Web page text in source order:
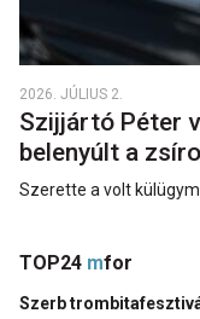
2026. JÚLIUS 2.
Szijjártó Péter
belenyúlt a
Szerette a volt
TOP24 mfor
Szerb